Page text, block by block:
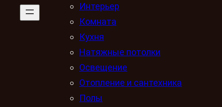
Интерьер
Комната
Кухня
Натяжные потолки
Освещение
Отопление и сантехника
Полы